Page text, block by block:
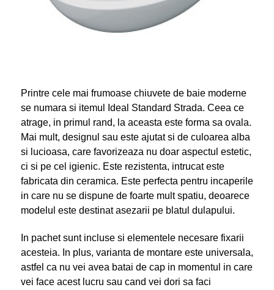
Printre cele mai frumoase chiuvete de baie moderne
se numara si itemul Ideal Standard Strada. Ceea ce
atrage, in primul rand, la aceasta este forma sa ovala.
Mai mult, designul sau este ajutat si de culoarea alba
si lucioasa, care favorizeaza nu doar aspectul estetic,
ci si pe cel igienic. Este rezistenta, intrucat este
fabricata din ceramica. Este perfecta pentru incaperile
in care nu se dispune de foarte mult spatiu, deoarece
modelul este destinat asezarii pe blatul dulapului.
In pachet sunt incluse si elementele necesare fixarii
acesteia. In plus, varianta de montare este universala,
astfel ca nu vei avea batai de cap in momentul in care
vei face acest lucru sau cand vei dori sa faci